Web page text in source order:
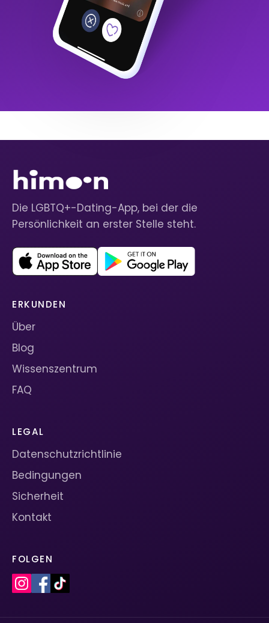
Die LGBTQ+-Dating-App, bei der die
Persönlichkeit an erster Stelle steht.
ERKUNDEN
Über
Blog
Wissenszentrum
FAQ
LEGAL
Datenschutzrichtlinie
Bedingungen
Sicherheit
Kontakt
FOLGEN